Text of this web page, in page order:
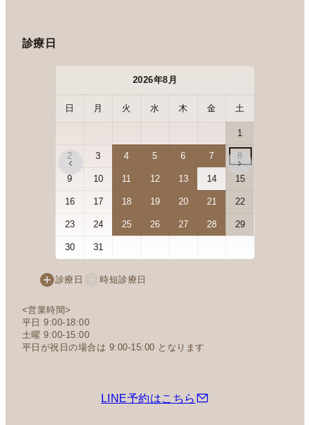
診療日
‹
2026年8月
日 月 火 水 木 金 土
1
2 3 4 5 6 7 8
9 10 11 12 13 14 15
16 17 18 19 20 21 22
23 24 25 26 27 28 29
30 31
›
診療日 時短診療日
<営業時間>
平日 9:00-18:00
土曜 9:00-15:00
平日が祝日の場合は 9:00-15:00 となります
LINE予約はこちら